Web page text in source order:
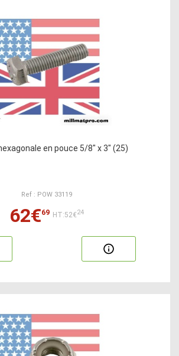
en pouce 5/8" x 3" (25)
Ref : POW 33119
62€69 HT:52€24